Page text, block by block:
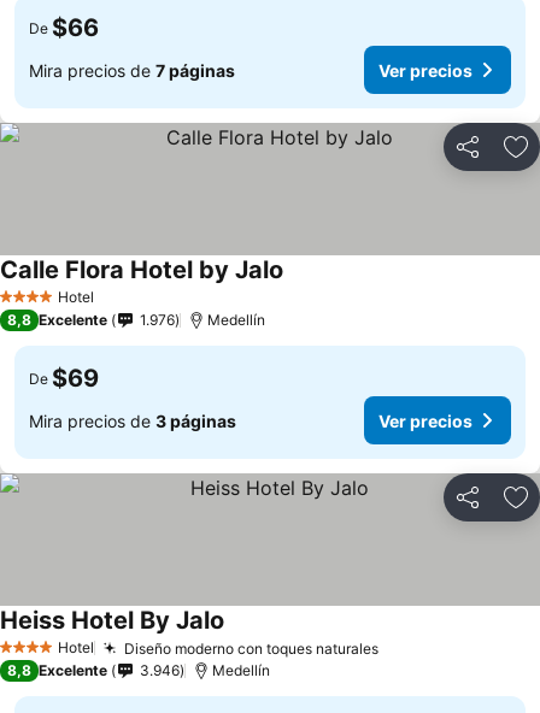
De $66
Mira precios de 7 páginas Ver precios
Compartir
4 EstrellasHotel
Calle Flora Hotel by Jalo
8,8 Excelente 1.976 Medellín
De $69
Mira precios de 3 páginas Ver precios
Compartir
4 EstrellasHotel Diseño moderno con toques naturales
Heiss Hotel By Jalo
8,8 Excelente 3.946 Medellín